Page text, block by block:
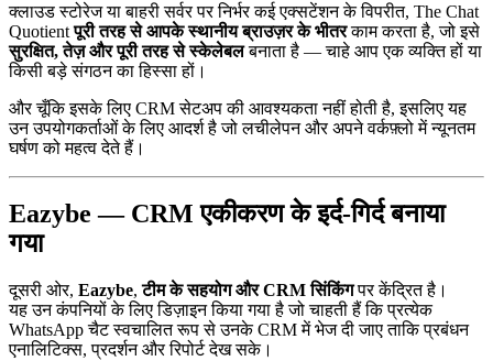
क्लाउड स्टोरेज या बाहरी सर्वर पर निर्भर कई एक्सटेंशन के विपरीत, The Chat
Quotientपूरी तरह से आपके स्थानीय ब्राउज़र के भीतरकाम करता है, जो इसे
सुरक्षित, तेज़ और पूरी तरह से स्केलेबलबनाता है — चाहे आप एक व्यक्ति हों या
किसी बड़े संगठन का हिस्सा हों।
और चूँकि इसके लिए CRM सेटअप की आवश्यकता नहीं होती है, इसलिए यह
उन उपयोगकर्ताओं के लिए आदर्श है जो लचीलेपन और अपने वर्कफ़्लो में न्यूनतम
घर्षण को महत्व देते हैं।
Eazybe — CRM एकीकरण के इर्द-गिर्द बनाया
गया
दूसरी ओर, Eazybe,टीम के सहयोग और CRM सिंकिंगपर केंद्रित है।
यह उन कंपनियों के लिए डिज़ाइन किया गया है जो चाहती हैं कि प्रत्येक
WhatsApp चैट स्वचालित रूप से उनके CRM में भेज दी जाए ताकि प्रबंधन
एनालिटिक्स, प्रदर्शन और रिपोर्ट देख सके।